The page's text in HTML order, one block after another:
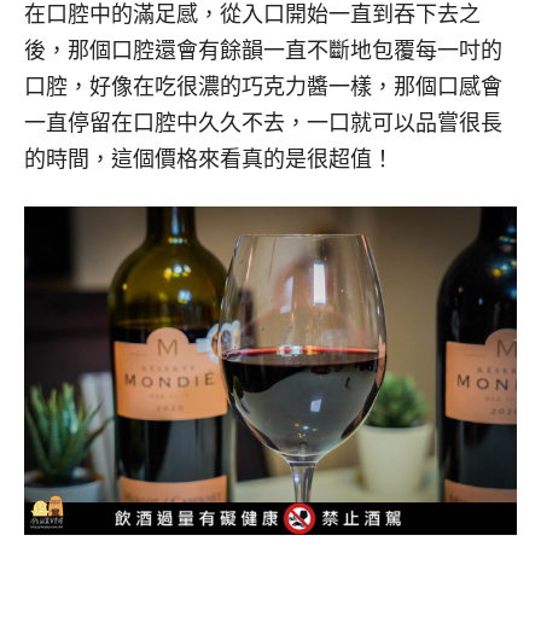
在口腔中的滿足感，從入口開始一直到吞下去之
後，那個口腔還會有餘韻一直不斷地包覆每一吋的
口腔，好像在吃很濃的巧克力醬一樣，那個口感會
一直停留在口腔中久久不去，一口就可以品嘗很長
的時間，這個價格來看真的是很超值！